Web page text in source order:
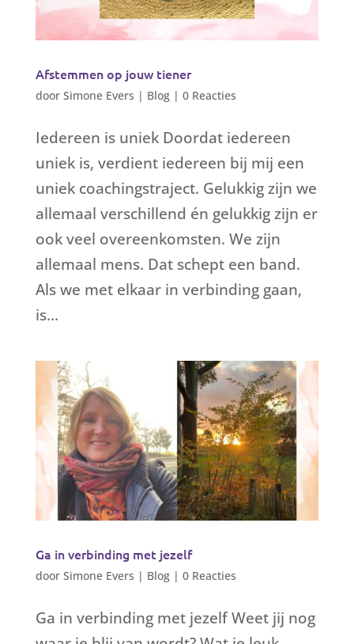
Afstemmen op jouw tiener
door Simone Evers | Blog| 0 Reacties
Iedereen is uniek Doordat iedereen
uniek is, verdient iedereen bij mij een
uniek coachingstraject. Gelukkig zijn we
allemaal verschillend én gelukkig zijn er
ook veel overeenkomsten. We zijn
allemaal mens. Dat schept een band.
Als we met elkaar in verbinding gaan,
is...
Ga in verbinding met jezelf
door Simone Evers | Blog| 0 Reacties
Ga in verbinding met jezelf Weet jij nog